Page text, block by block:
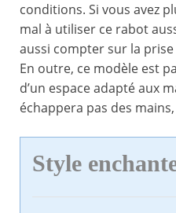
conditions. Si vous avez
mal à utiliser ce rabot
aussi compter sur la
En outre, ce modèle est
d’un espace adapté aux
échappera pas des
Style